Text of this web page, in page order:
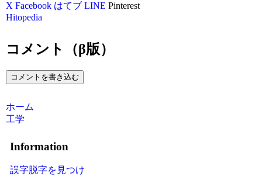
X Facebook はてブ LINE Pinterest
Hitopedia
コメント（β版）
コメントを書き込む
ホーム
工学
Information
誤字脱字を見つけ